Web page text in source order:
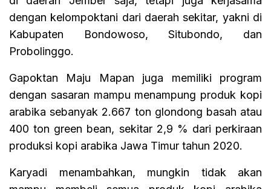
dengan kelompoktani dari daerah sekitar, yakni di
Kabupaten Bondowoso, Situbondo, dan
Probolinggo.
Gapoktan Maju Mapan juga memiliki program
dengan sasaran mampu menampung produk kopi
arabika sebanyak 2.667 ton glondong basah atau
400 ton green bean, sekitar 2,9 % dari perkiraan
produksi kopi arabika Jawa Timur tahun 2020.
Karyadi menambahkan, mungkin tidak akan